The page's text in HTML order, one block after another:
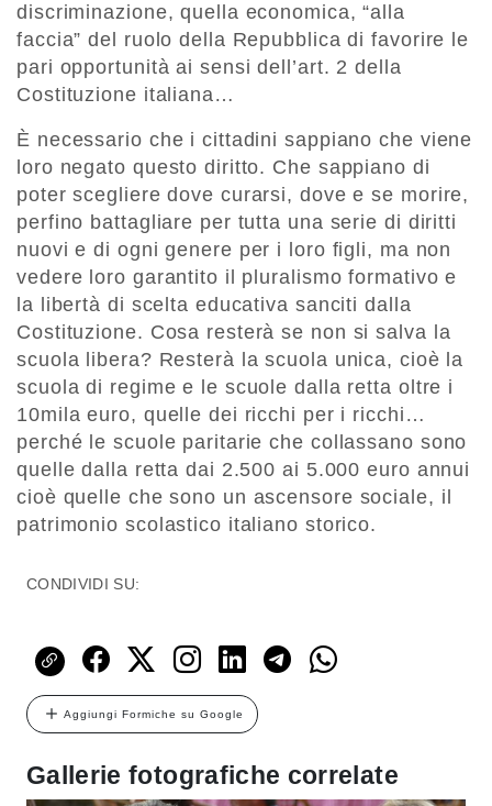
discriminazione, quella economica, “alla
faccia” del ruolo della Repubblica di favorire le
pari opportunità ai sensi dell’art. 2 della
Costituzione italiana…
È necessario che i cittadini sappiano che viene
loro negato questo diritto. Che sappiano di
poter scegliere dove curarsi, dove e se morire,
perfino battagliare per tutta una serie di diritti
nuovi e di ogni genere per i loro figli, ma non
vedere loro garantito il pluralismo formativo e
la libertà di scelta educativa sanciti dalla
Costituzione. Cosa resterà se non si salva la
scuola libera? Resterà la scuola unica, cioè la
scuola di regime e le scuole dalla retta oltre i
10mila euro, quelle dei ricchi per i ricchi…
perché le scuole paritarie che collassano sono
quelle dalla retta dai 2.500 ai 5.000 euro annui
cioè quelle che sono un ascensore sociale, il
patrimonio scolastico italiano storico.
CONDIVIDI SU:
Aggiungi Formiche su Google
Gallerie fotografiche correlate